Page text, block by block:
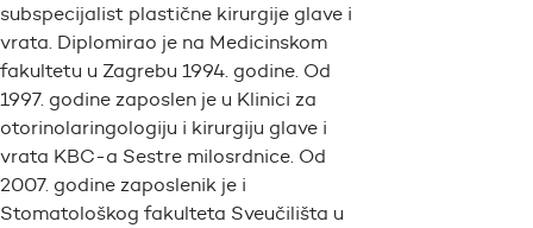
subspecijalist plastične kirurgije glave i
vrata. Diplomirao je na Medicinskom
fakultetu u Zagrebu 1994. godine. Od
1997. godine zaposlen je u Klinici za
otorinolaringologiju i kirurgiju glave i
vrata KBC-a Sestre milosrdnice. Od
2007. godine zaposlenik je i
Stomatološkog fakulteta Sveučilišta u